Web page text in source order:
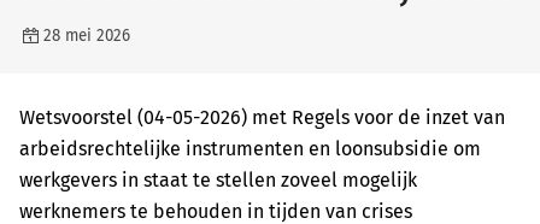
28 mei 2026
Wetsvoorstel (04-05-2026) met Regels voor de inzet van
arbeidsrechtelijke instrumenten en loonsubsidie om
werkgevers in staat te stellen zoveel mogelijk
werknemers te behouden in tijden van crises